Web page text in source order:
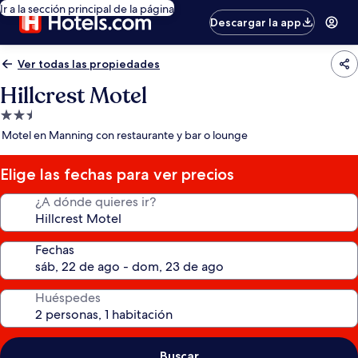
Ir a la sección principal de la página
Descargar la app
Ver todas las propiedades
Hillcrest Motel
Propiedad
de
estrellas
Motel en Manning con restaurante y bar o lounge
Elige las fechas para ver precios
¿A dónde quieres ir?
Fechas
Huéspedes